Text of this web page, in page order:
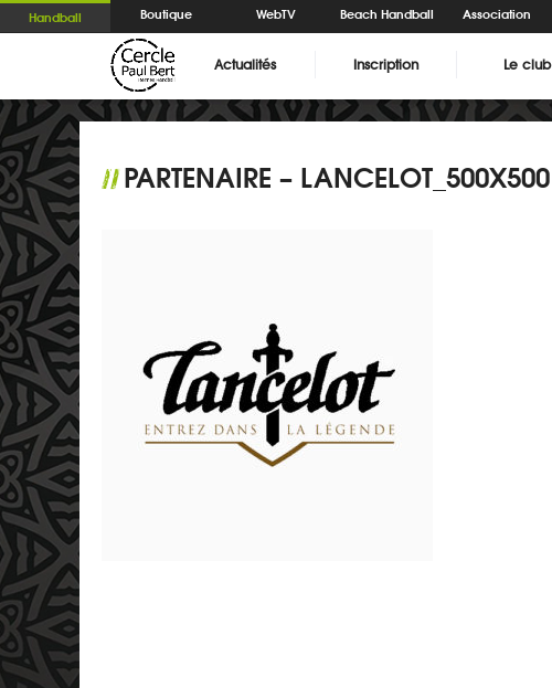
Handball Boutique WebTV Beach Handball Association
Actualités Inscription Le club
//PARTENAIRE – LANCELOT_500X500